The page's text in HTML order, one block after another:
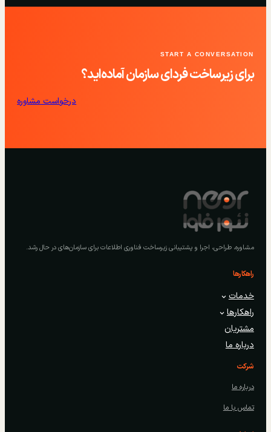
START A CONVERSATION
برای زیرساخت فردای سازمان آماده‌اید؟
درخواست مشاوره
مشاوره، طراحی، اجرا و پشتیبانی زیرساخت فناوری اطلاعات برای سازمان‌های در حال رشد.
راهکارها
خدمات
راهکارها
مشتریان
درباره ما
شرکت
درباره ما
تماس با ما